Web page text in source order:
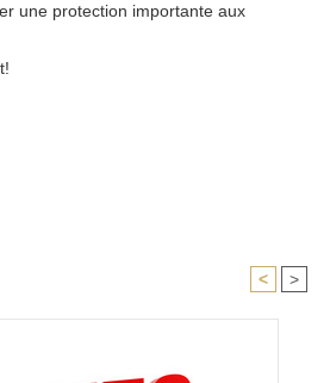
une protection importante aux
< >